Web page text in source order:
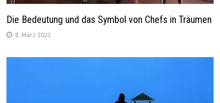
Die Bedeutung und das Symbol von Chefs in Träumen
8. März 2021